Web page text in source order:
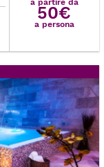
a partire da
50€
a persona